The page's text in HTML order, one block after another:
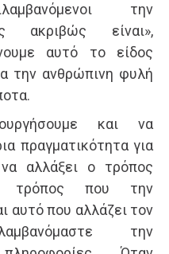
την
ακριβώς είναι»,
αυτό το είδος
την ανθρώπινη φυλή
και να
πραγματικότητα για
αλλάξει ο τρόπος
που την
αυτό που αλλάζει τον
την